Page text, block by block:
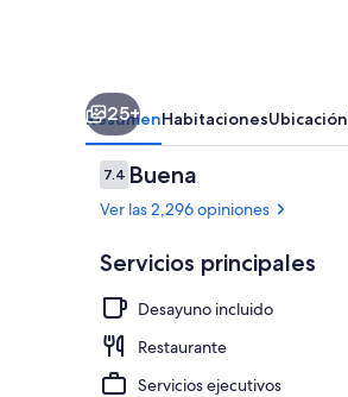
25+
ResumenHabitacionesUbicación
Opiniones
7.47.4 de 10,
Buena
Ver las 2,296 opiniones
Servicios principales
Desayuno incluido
Restaurante
Servicios ejecutivos